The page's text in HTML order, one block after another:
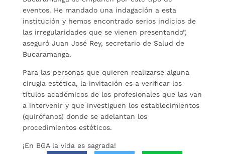
eventos. He mandado una indagación a esta
institución y hemos encontrado serios indicios de
las irregularidades que se vienen presentando”,
aseguró Juan José Rey, secretario de Salud de
Bucaramanga.
Para las personas que quieren realizarse alguna
cirugía estética, la invitación es a verificar los
títulos académicos de los profesionales que las van
a intervenir y que investiguen los establecimientos
(quirófanos) donde se adelantan los
procedimientos estéticos.
¡En BGA la vida es sagrada!